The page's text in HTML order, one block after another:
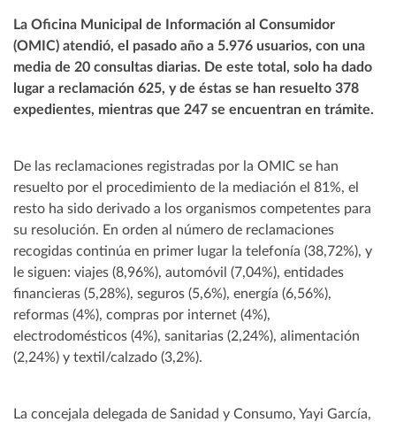
La Oficina Municipal de Información al Consumidor
(OMIC) atendió, el pasado año a 5.976 usuarios, con una
media de 20 consultas diarias. De este total, solo ha dado
lugar a reclamación 625, y de éstas se han resuelto 378
expedientes, mientras que 247 se encuentran en trámite.
De las reclamaciones registradas por la OMIC se han
resuelto por el procedimiento de la mediación el 81%, el
resto ha sido derivado a los organismos competentes para
su resolución. En orden al número de reclamaciones
recogidas continúa en primer lugar la telefonía (38,72%), y
le siguen: viajes (8,96%), automóvil (7,04%), entidades
financieras (5,28%), seguros (5,6%), energía (6,56%),
reformas (4%), compras por internet (4%),
electrodomésticos (4%), sanitarias (2,24%), alimentación
(2,24%) y textil/calzado (3,2%).
La concejala delegada de Sanidad y Consumo, Yayi García,